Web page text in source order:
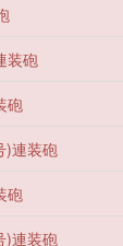
装砲
砲
)連装砲
砲
)連装砲